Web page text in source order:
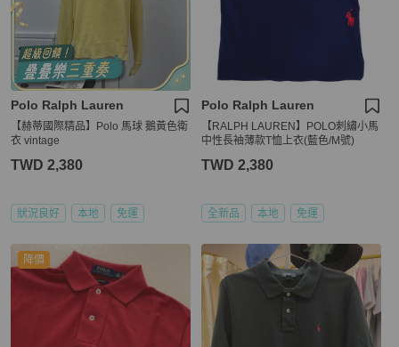
Polo Ralph Lauren
【赫蒂國際精品】Polo 馬球 鵝黃色衛
衣 vintage
TWD 2,380
狀況良好 本地 免運
Polo Ralph Lauren
【RALPH LAUREN】POLO刺繡小馬
中性長袖薄款T恤上衣(藍色/M號)
TWD 2,380
全新品 本地 免運
降價